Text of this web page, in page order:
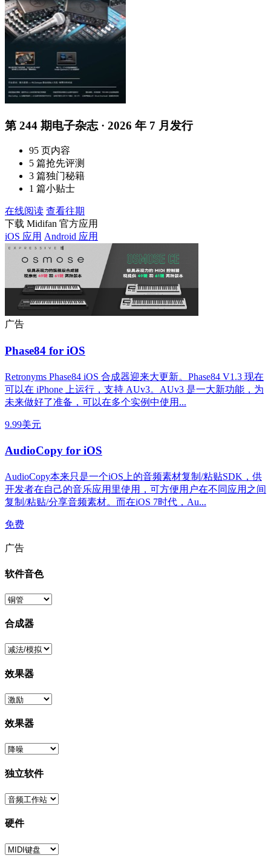
第 244 期电子杂志 · 2026 年 7 月发行
95 页内容
5 篇抢先评测
3 篇独门秘籍
1 篇小贴士
在线阅读 查看往期
下载 Midifan 官方应用
iOS 应用 Android 应用
广告
Phase84 for iOS
Retronyms Phase84 iOS 合成器迎来大更新。Phase84 V1.3 现在
可以在 iPhone 上运行，支持 AUv3。AUv3 是一大新功能，为
未来做好了准备，可以在多个实例中使用...
9.99美元
AudioCopy for iOS
AudioCopy本来只是一个iOS上的音频素材复制/粘贴SDK，供
开发者在自己的音乐应用里使用，可方便用户在不同应用之间
复制/粘贴/分享音频素材。而在iOS 7时代，Au...
免费
广告
软件音色
合成器
效果器
效果器
独立软件
硬件